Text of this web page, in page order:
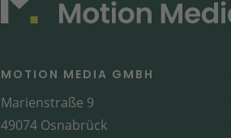
MOTION MEDIA GMBH
Marienstraße 9
49074 Osnabrück